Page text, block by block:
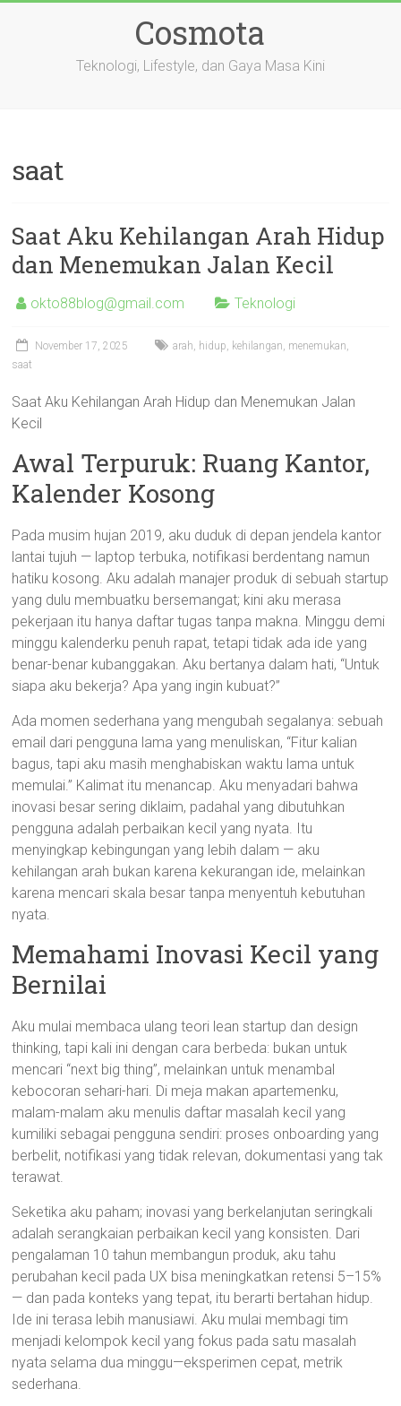
Cosmota
Teknologi, Lifestyle, dan Gaya Masa Kini
saat
Saat Aku Kehilangan Arah Hidup
dan Menemukan Jalan Kecil
okto88blog@gmail.com Teknologi
November 17, 2025 arah, hidup, kehilangan, menemukan,
saat
Saat Aku Kehilangan Arah Hidup dan Menemukan Jalan
Kecil
Awal Terpuruk: Ruang Kantor,
Kalender Kosong
Pada musim hujan 2019, aku duduk di depan jendela kantor
lantai tujuh — laptop terbuka, notifikasi berdentang namun
hatiku kosong. Aku adalah manajer produk di sebuah startup
yang dulu membuatku bersemangat; kini aku merasa
pekerjaan itu hanya daftar tugas tanpa makna. Minggu demi
minggu kalenderku penuh rapat, tetapi tidak ada ide yang
benar-benar kubanggakan. Aku bertanya dalam hati, “Untuk
siapa aku bekerja? Apa yang ingin kubuat?”
Ada momen sederhana yang mengubah segalanya: sebuah
email dari pengguna lama yang menuliskan, “Fitur kalian
bagus, tapi aku masih menghabiskan waktu lama untuk
memulai.” Kalimat itu menancap. Aku menyadari bahwa
inovasi besar sering diklaim, padahal yang dibutuhkan
pengguna adalah perbaikan kecil yang nyata. Itu
menyingkap kebingungan yang lebih dalam — aku
kehilangan arah bukan karena kekurangan ide, melainkan
karena mencari skala besar tanpa menyentuh kebutuhan
nyata.
Memahami Inovasi Kecil yang
Bernilai
Aku mulai membaca ulang teori lean startup dan design
thinking, tapi kali ini dengan cara berbeda: bukan untuk
mencari “next big thing”, melainkan untuk menambal
kebocoran sehari-hari. Di meja makan apartemenku,
malam-malam aku menulis daftar masalah kecil yang
kumiliki sebagai pengguna sendiri: proses onboarding yang
berbelit, notifikasi yang tidak relevan, dokumentasi yang tak
terawat.
Seketika aku paham; inovasi yang berkelanjutan seringkali
adalah serangkaian perbaikan kecil yang konsisten. Dari
pengalaman 10 tahun membangun produk, aku tahu
perubahan kecil pada UX bisa meningkatkan retensi 5–15%
— dan pada konteks yang tepat, itu berarti bertahan hidup.
Ide ini terasa lebih manusiawi. Aku mulai membagi tim
menjadi kelompok kecil yang fokus pada satu masalah
nyata selama dua minggu—eksperimen cepat, metrik
sederhana.